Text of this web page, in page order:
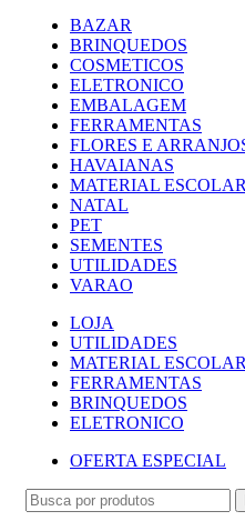
BAZAR
BRINQUEDOS
COSMETICOS
ELETRONICO
EMBALAGEM
FERRAMENTAS
FLORES E
HAVAIANAS
MATERIAL ESCOLAR
NATAL
PET
SEMENTES
UTILIDADES
VARAO
LOJA
UTILIDADES
MATERIAL ESCOLAR
FERRAMENTAS
BRINQUEDOS
ELETRONICO
OFERTA ESPECIAL